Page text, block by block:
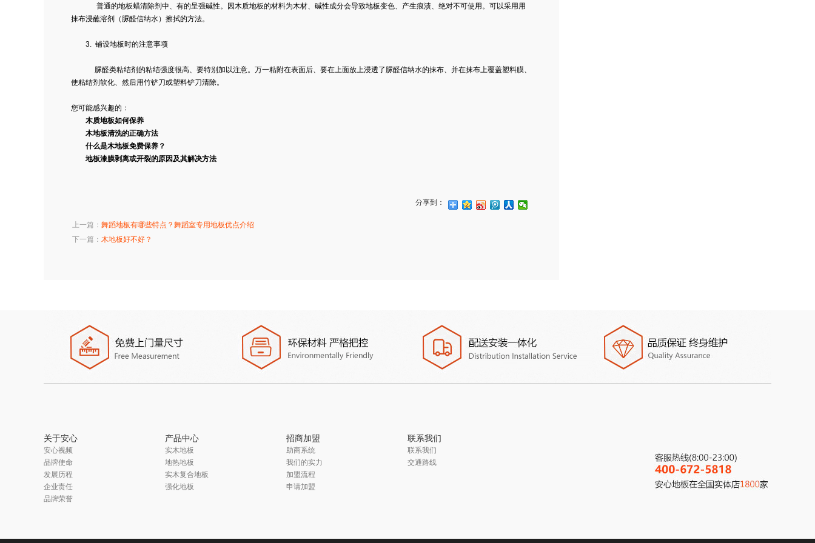
普通的地板蜡清除剂中、有的呈强碱性。因木质地板的材料为木材、碱性成分会导致地板变色、产生痕渍、绝对不可使用。可以采用用
抹布浸蘸溶剂（脲醛信纳水）擦拭的方法。
3. 铺设地板时的注意事项
脲醛类粘结剂的粘结强度很高、要特别加以注意。万一粘附在表面后、要在上面放上浸透了脲醛信纳水的抹布、并在抹布上覆盖塑料膜、
使粘结剂软化、然后用竹铲刀或塑料铲刀清除。
您可能感兴趣的：
木质地板如何保养
木地板清洗的正确方法
什么是木地板免费保养？
地板漆膜剥离或开裂的原因及其解决方法
分享到：
上一篇： 舞蹈地板有哪些特点？舞蹈室专用地板优点介绍
下一篇： 木地板好不好？
关于安心
安心视频
品牌使命
发展历程
企业责任
品牌荣誉
产品中心
实木地板
地热地板
实木复合地板
强化地板
招商加盟
助商系统
我们的实力
加盟流程
申请加盟
联系我们
联系我们
交通路线